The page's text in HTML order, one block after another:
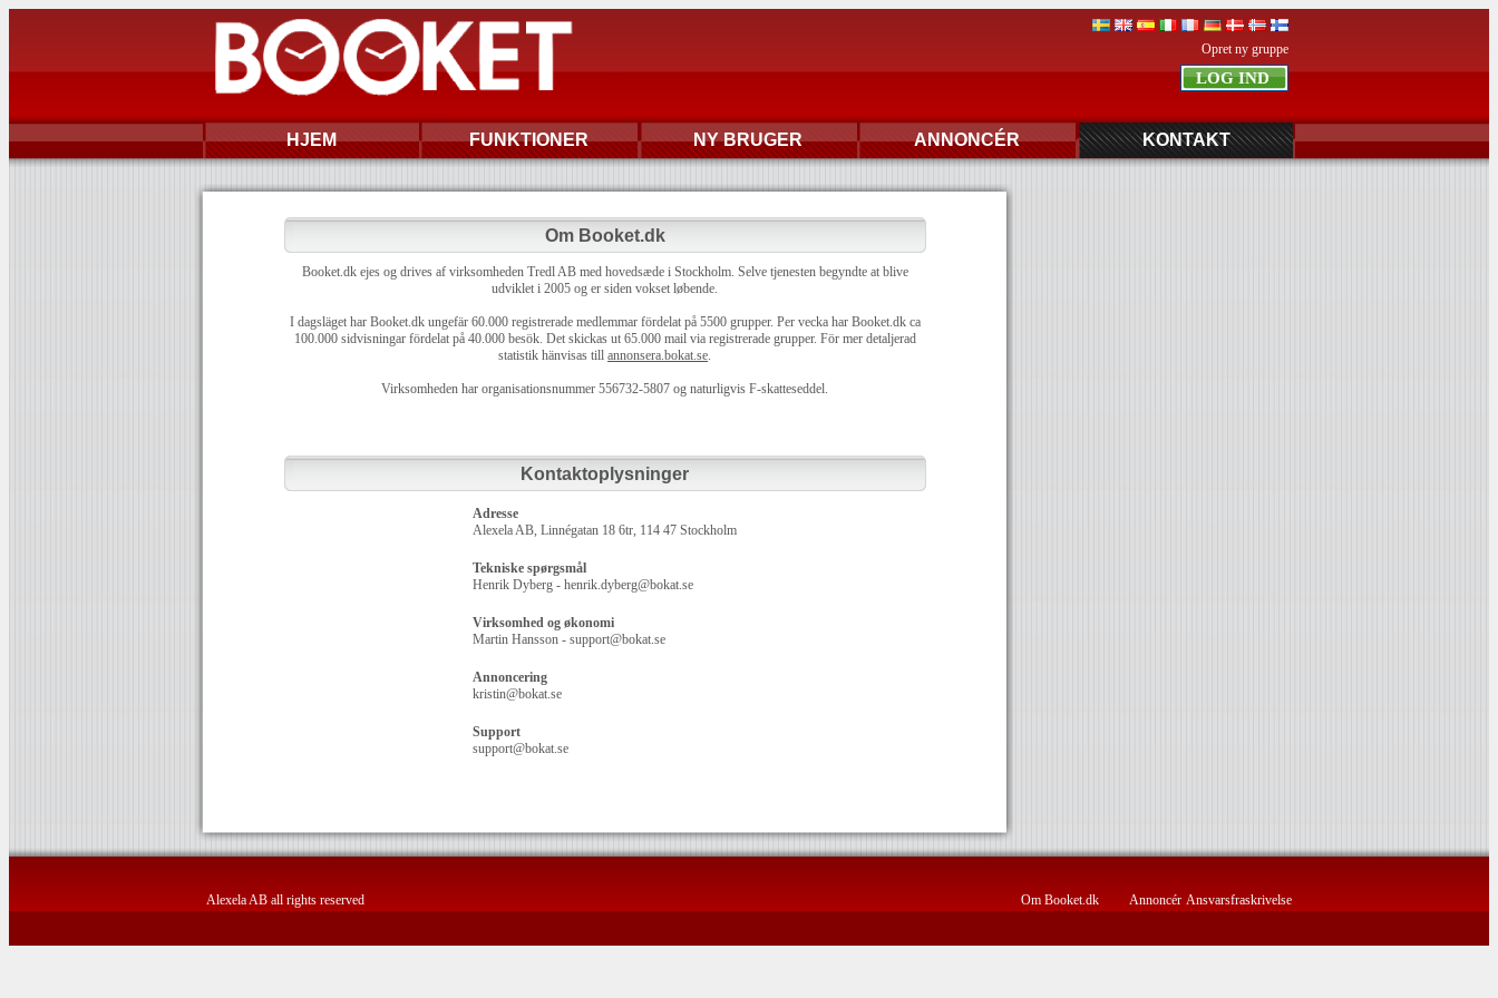
Opret ny gruppe
HJEM FUNKTIONER NY BRUGER ANNONCÉR KONTAKT
Om Booket.dk
Booket.dk ejes og drives af virksomheden Tredl AB med hovedsæde i Stockholm. Selve tjenesten begyndte at blive
udviklet i 2005 og er siden vokset løbende.
I dagsläget har Booket.dk ungefär 60.000 registrerade medlemmar fördelat på 5500 grupper. Per vecka har Booket.dk ca
100.000 sidvisningar fördelat på 40.000 besök. Det skickas ut 65.000 mail via registrerade grupper. För mer detaljerad
statistik hänvisas till annonsera.bokat.se.
Virksomheden har organisationsnummer 556732-5807 og naturligvis F-skatteseddel.
Kontaktoplysninger
Adresse
Alexela AB, Linnégatan 18 6tr, 114 47 Stockholm
Tekniske spørgsmål
Henrik Dyberg - henrik.dyberg@bokat.se
Virksomhed og økonomi
Martin Hansson - support@bokat.se
Annoncering
kristin@bokat.se
Support
support@bokat.se
Alexela AB all rights reserved Om Booket.dk Annoncér Ansvarsfraskrivelse